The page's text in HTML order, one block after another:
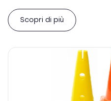
Scopri di più